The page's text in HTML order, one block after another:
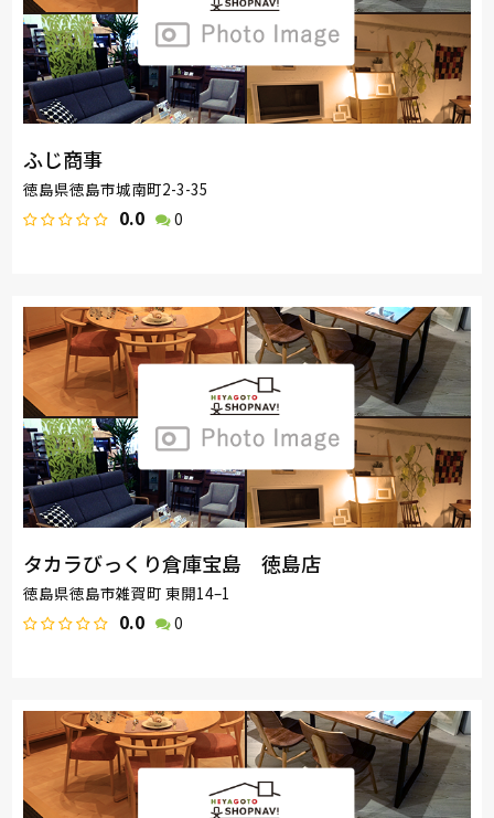
ふじ商事
徳島県徳島市城南町2-3-35
0.0 0
タカラびっくり倉庫宝島 徳島店
徳島県徳島市雑賀町 東開14–1
0.0 0